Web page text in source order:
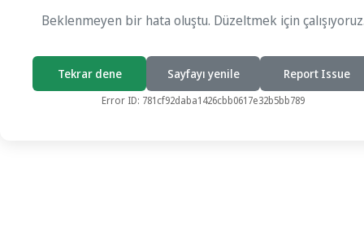
Beklenmeyen bir hata oluştu. Düzeltmek için
Tekrar dene Sayfayı yenile Report Issue
Error ID: 781cf92daba1426cbb0617e32b5bb789